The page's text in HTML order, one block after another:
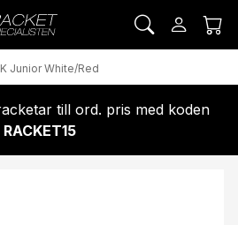
Junior White/Red
till ord. pris med koden
RACKET15